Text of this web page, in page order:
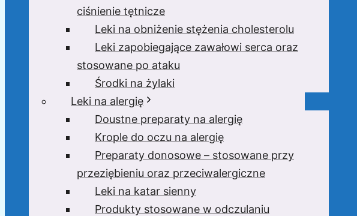
ciśnienie tętnicze
Leki na obniżenie stężenia cholesterolu
Leki zapobiegające zawałowi serca oraz
stosowane po ataku
Środki na żylaki
Leki na alergię
Doustne preparaty na alergię
Krople do oczu na alergię
Preparaty donosowe – stosowane przy
przeziębieniu oraz przeciwalergiczne
Leki na katar sienny
Produkty stosowane w odczulaniu